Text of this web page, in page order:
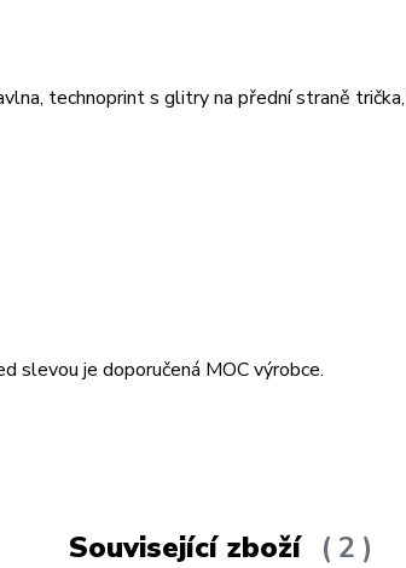
technoprint s glitry na přední straně
slevou je doporučená MOC výrobce.
Související zboží 2